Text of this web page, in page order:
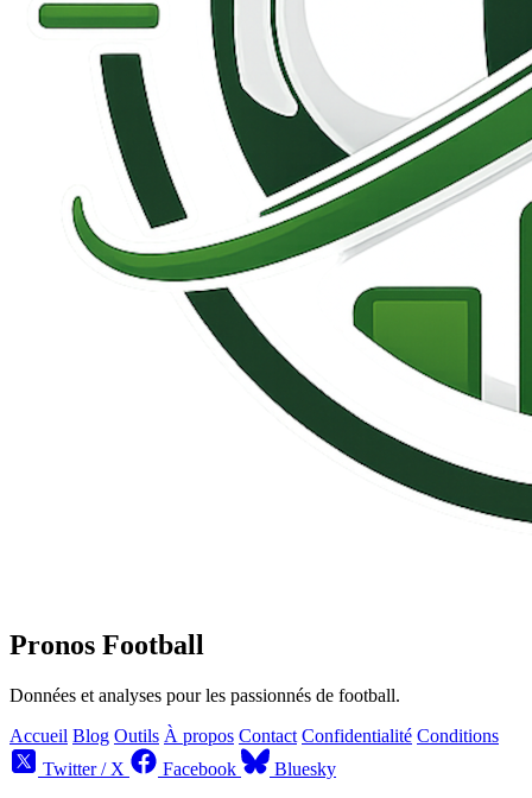
Pronos Football
Données et analyses pour les passionnés de football.
Accueil Blog Outils À propos Contact Confidentialité Conditions
Twitter / X
Facebook
Bluesky